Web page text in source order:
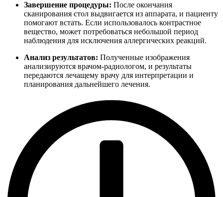
Завершение процедуры: После окончания
сканирования стол выдвигается из аппарата, и пациенту
помогают встать. Если использовалось контрастное
вещество, может потребоваться небольшой период
наблюдения для исключения аллергических реакций.
Анализ результатов: Полученные изображения
анализируются врачом-радиологом, и результаты
передаются лечащему врачу для интерпретации и
планирования дальнейшего лечения.